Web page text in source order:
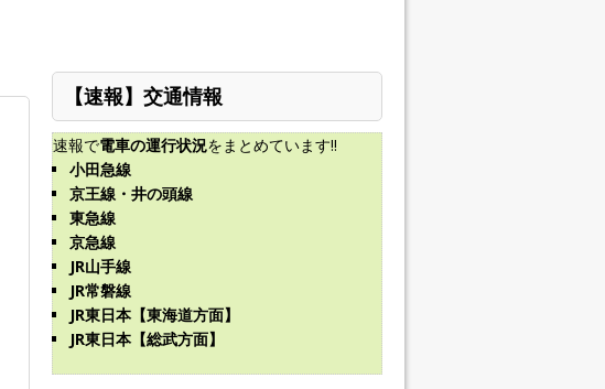
【速報】交通情報
速報で電車の運行状況をまとめています!!
小田急線
京王線・井の頭線
東急線
京急線
JR山手線
JR常磐線
JR東日本【東海道方面】
JR東日本【総武方面】